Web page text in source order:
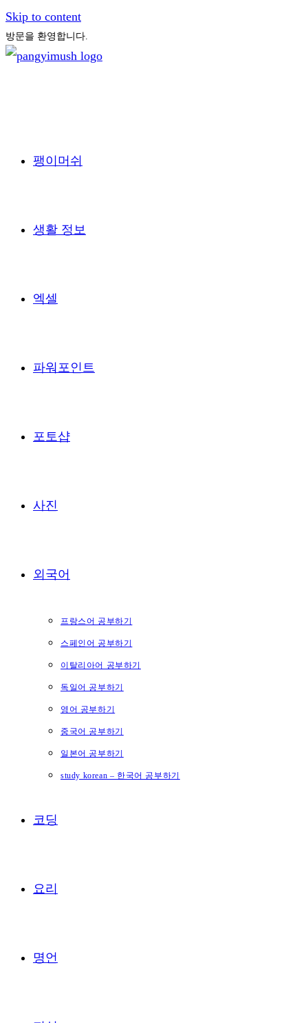
Skip to content
방문을 환영합니다.
팽이머쉬
생활 정보
엑셀
파워포인트
포토샵
사진
외국어
프랑스어 공부하기
스페인어 공부하기
이탈리아어 공부하기
독일어 공부하기
영어 공부하기
중국어 공부하기
일본어 공부하기
study korean – 한국어 공부하기
코딩
요리
명언